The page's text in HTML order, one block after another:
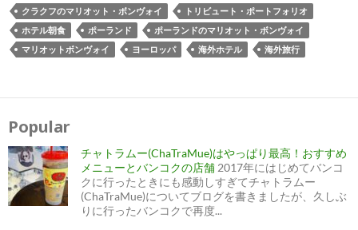
クラクフのマリオット・ボンヴォイ
トリビュート・ポートフォリオ
ホテル朝食
ポーランド
ポーランドのマリオット・ボンヴォイ
マリオットボンヴォイ
ヨーロッパ 海外ホテル 海外旅行
投
ビ
ゲ
ー
シ
ョ
ン
Popular
チャトラムー(ChaTraMue)はやっぱり最高！おすすめ
メニューとバンコクの店舗 2017年にはじめてバンコ
クに行ったときにも感動しすぎてチャトラムー
(ChaTraMue)についてブログを書きましたが、久しぶ
りに行ったバンコクで再度...